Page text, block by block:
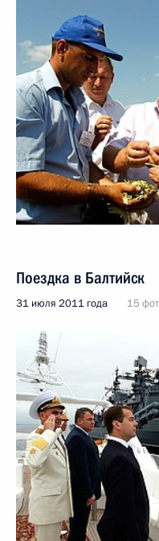
Поездка в Балтийск
31 июля 2011 года 15